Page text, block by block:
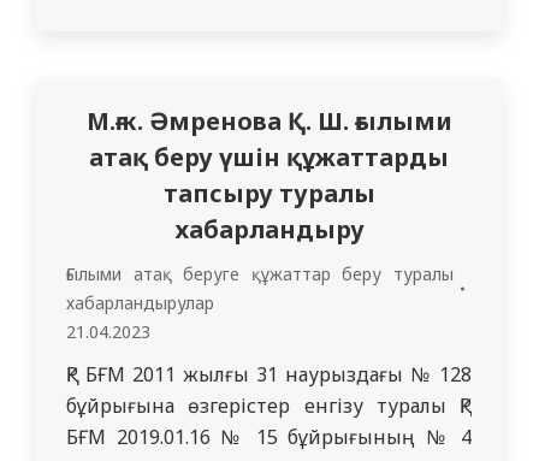
бұйрығының…
М.ғ.к. Әмренова Қ. Ш. ғылыми
атақ беру үшін құжаттарды
тапсыру туралы
хабарландыру
Ғылыми атақ беруге құжаттар беру туралы
хабарландырулар
21.04.2023
ҚР БҒМ 2011 жылғы 31 наурыздағы № 128
бұйрығына өзгерістер енгізу туралы ҚР
БҒМ 2019.01.16 № 15 бұйрығының № 4